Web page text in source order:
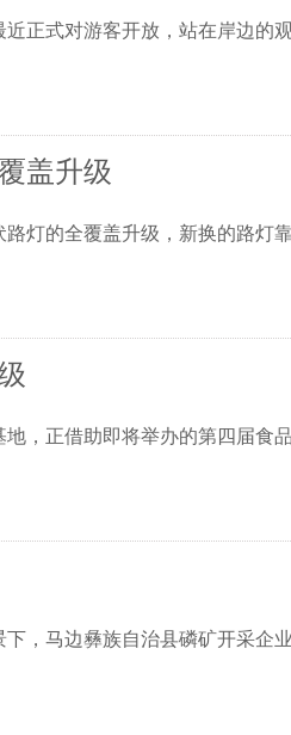
式对游客开放，站在岸边的观
盖升级
的全覆盖升级，新换的路灯
正借助即将举办的第四届食
马边彝族自治县磷矿开采企